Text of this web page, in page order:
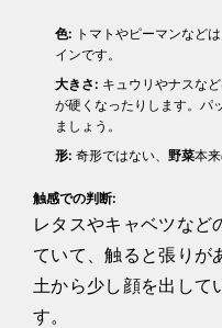
色: トマトやピーマンなど
インです。
大きさ: キュウリやナスな
が硬くなったりします。パ
ましょう。
形: 奇形ではない、 野菜本
触感での判断:
レタスやキャベツなど
ていて、触ると張りが
土から少し顔を出して
す。